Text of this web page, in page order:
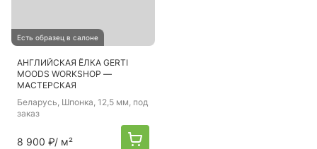
Есть образец в салоне
АНГЛИЙСКАЯ ЁЛКА GERTI
MOODS WORKSHOP —
МАСТЕРСКАЯ
Беларусь, Шпонка, 12,5 мм, под
заказ
8 900 ₽/ м²